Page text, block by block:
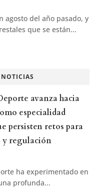
agosto del año pasado, y
que se están...
avanza hacia
especialidad
persisten retos para
y regulación
ha experimentado en
profunda...